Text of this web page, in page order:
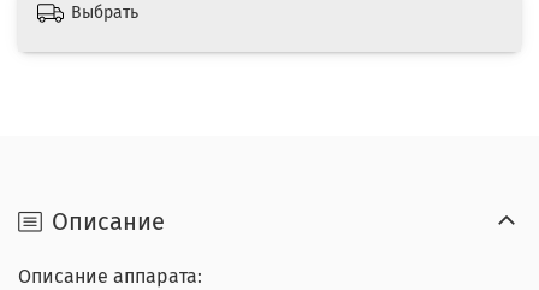
Выбрать
Описание
Описание аппарата: